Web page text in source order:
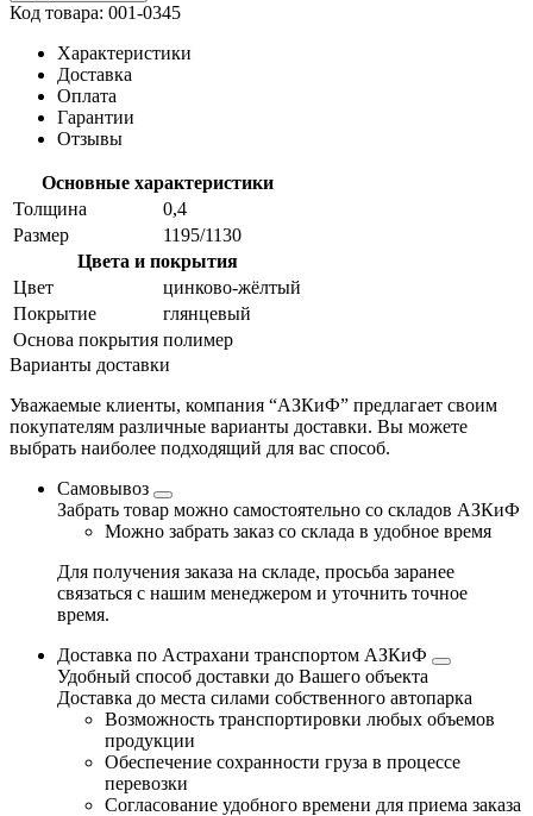
Код товара: 001-0345
Характеристики
Доставка
Оплата
Гарантии
Отзывы
Основные характеристики
Толщина
0,4
Размер
1195/1130
Цвета и покрытия
Цвет
цинково-жёлтый
Покрытие
глянцевый
Основа покрытия полимер
Варианты доставки
Уважаемые клиенты, компания “АЗКиФ” предлагает своим
покупателям различные варианты доставки. Вы можете
выбрать наиболее подходящий для вас способ.
Самовывоз
Забрать товар можно самостоятельно со складов АЗКиФ
Можно забрать заказ со склада в удобное время
Для получения заказа на складе, просьба заранее
связаться с нашим менеджером и уточнить точное
время.
Доставка по Астрахани транспортом АЗКиФ
Удобный способ доставки до Вашего объекта
Доставка до места силами собственного автопарка
Возможность транспортировки любых объемов
продукции
Обеспечение сохранности груза в процессе
перевозки
Согласование удобного времени для приема заказа